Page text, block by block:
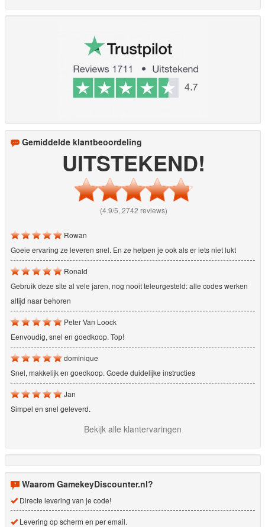
Gemiddelde klantbeoordeling
UITSTEKEND!
(4.9/5, 2742 reviews)
Rowan
Goeie ervaring ze leveren snel. En ze helpen je ook als er iets niet lukt
Ronald
Gebruik deze site al vele jaren, nog nooit teleurgesteld: alle codes werken
altijd naar behoren
Peter Van Loock
Eenvoudig, snel en goedkoop. Top!
dominique
Snel, makkelijk en goedkoop. Goede duidelijke instructies
Jan
Simpel en snel geleverd.
Bekijk alle klantervaringen
Waarom GamekeyDiscounter.nl?
Directe levering van je code!
Levering op scherm en per email.